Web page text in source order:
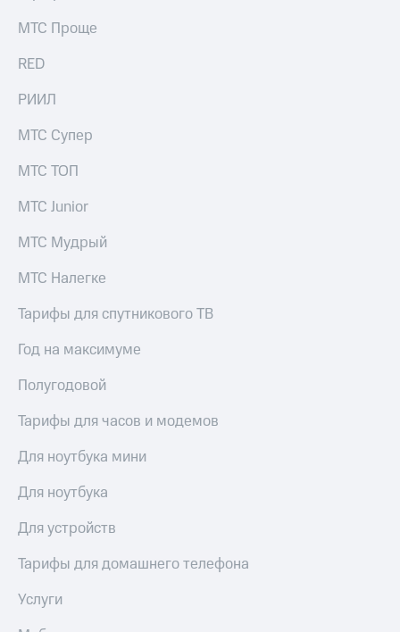
облигаций
развитие
На главную
МТС Проще
RED
РИИЛ
МТС Супер
МТС ТОП
МТС Junior
МТС Мудрый
МТС Налегке
Тарифы для спутникового ТВ
Год на максимуме
Полугодовой
Тарифы для часов и модемов
Для ноутбука мини
Для ноутбука
Для устройств
Тарифы для домашнего телефона
Услуги